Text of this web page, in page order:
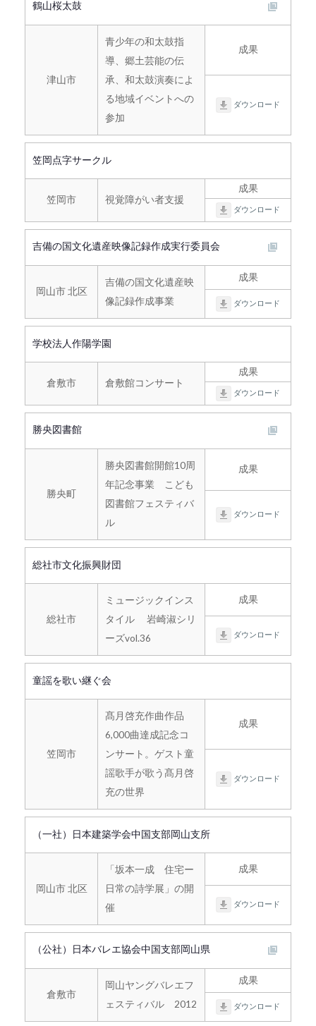
鶴山桜太鼓
津山市
青少年の和太鼓指
導、郷土芸能の伝
承、和太鼓演奏によ
る地域イベントへの
参加
成果
ダウンロード
笠岡点字サークル
笠岡市 視覚障がい者支援
成果
ダウンロード
吉備の国文化遺産映像記録作成実行委員会
岡山市 北区
吉備の国文化遺産映
像記録作成事業
成果
ダウンロード
学校法人作陽学園
倉敷市 倉敷館コンサート
成果
ダウンロード
勝央図書館
勝央町
勝央図書館開館10周
年記念事業 こども
図書館フェスティバ
ル
成果
ダウンロード
総社市文化振興財団
総社市
ミュージックインス
タイル 岩崎淑シリ
ーズvol.36
成果
ダウンロード
童謡を歌い継ぐ会
笠岡市
髙月啓充作曲作品
6,000曲達成記念コ
ンサート。ゲスト童
謡歌手が歌う髙月啓
充の世界
成果
ダウンロード
（一社）日本建築学会中国支部岡山支所
岡山市 北区
「坂本一成 住宅ー
日常の詩学展」の開
催
成果
ダウンロード
（公社）日本バレエ協会中国支部岡山県
倉敷市
岡山ヤングバレエフ
ェスティバル 2012
成果
ダウンロード